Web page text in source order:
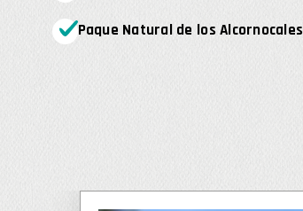
Paque Natural de los Alcornocales